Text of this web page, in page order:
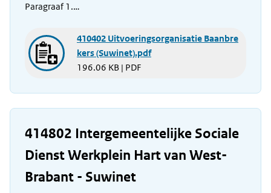
Paragraaf 1.…
410402 Uitvoeringsorganisatie Baanbre
kers (Suwinet).pdf
196.06 KB | PDF
414802 Intergemeentelijke Sociale
Dienst Werkplein Hart van West-
Brabant - Suwinet